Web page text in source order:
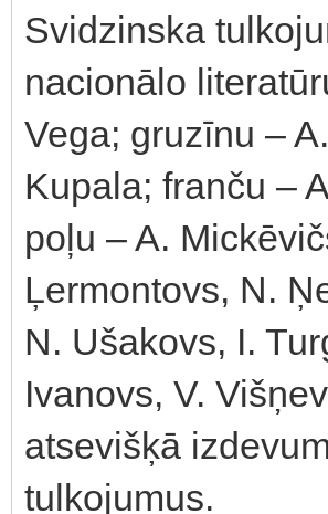
Svidzinska
nacionālo
Vega; gruzīnu –
Kupala; franču –
poļu – A.
Ļermontovs, N.
N. Ušakovs, I.
Ivanovs, V.
atsevišķā
tulkojumus.